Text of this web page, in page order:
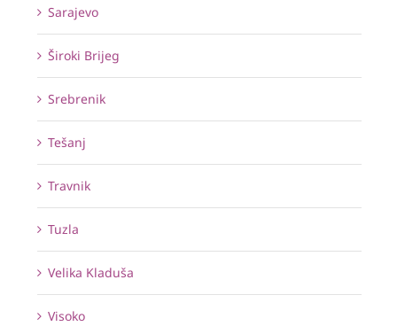
Sarajevo
Široki Brijeg
Srebrenik
Tešanj
Travnik
Tuzla
Velika Kladuša
Visoko